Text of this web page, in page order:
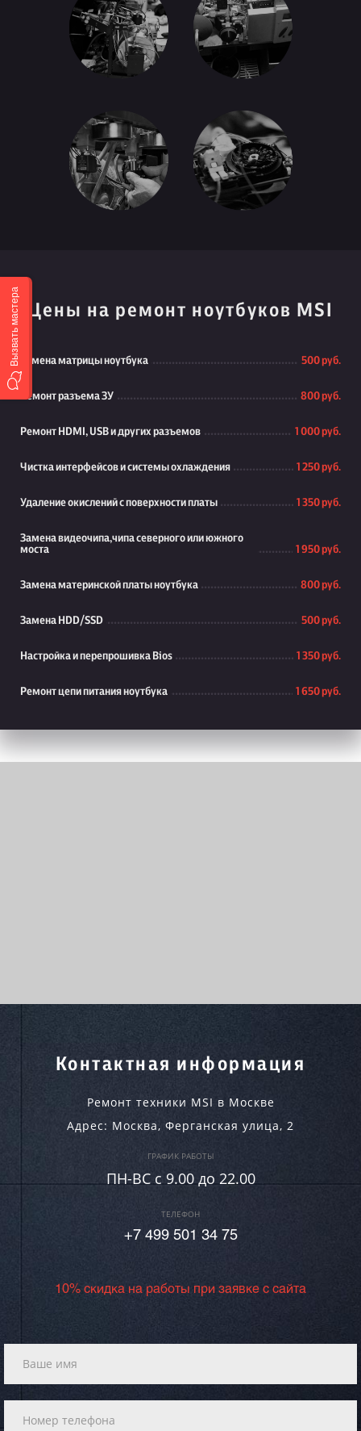
Цены на ремонт ноутбуков MSI
Замена матрицы ноутбука 500 руб.
Ремонт разъема ЗУ 800 руб.
Ремонт HDMI, USB и других разъемов 1 000 руб.
Чистка интерфейсов и системы охлаждения 1 250 руб.
Удаление окислений с поверхности платы 1 350 руб.
Замена видеочипа,чипа северного или южного
моста
1 950 руб.
Замена материнской платы ноутбука 800 руб.
Замена HDD/SSD 500 руб.
Настройка и перепрошивка Bios 1 350 руб.
Ремонт цепи питания ноутбука 1 650 руб.
Контактная информация
Ремонт техники MSI в Москве
Адрес: Москва, Ферганская улица, 2
ГРАФИК РАБОТЫ
ПН-ВC c 9.00 до 22.00
ТЕЛЕФОН
+7 499 501 34 75
10% скидка на работы при заявке с сайта
Вызвать мастера